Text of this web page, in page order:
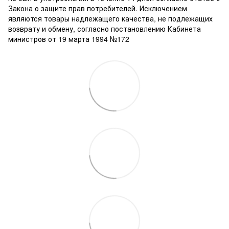
Закона о защите прав потребителей. Исключением
являются товары надлежащего качества, не подлежащих
возврату и обмену, согласно постановлению Кабинета
министров от 19 марта 1994 №172